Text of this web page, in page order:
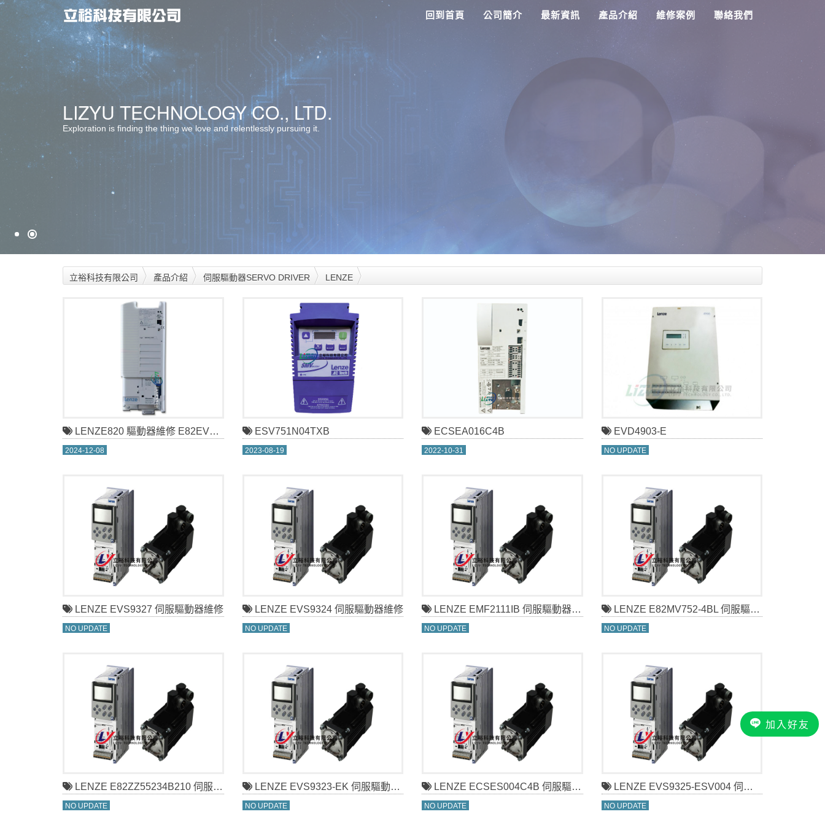
加入好友
最佳服務 ‧ 最佳選擇
堅持品質 ‧ 卓越創新
LIZYU TECHNOLOGY CO., LTD.
Exploration is finding the thing we love and relentlessly pursuing it.
回到首頁 公司簡介 最新資訊 產品介紹 維修案例 聯絡我們
立裕科技有限公司 產品介紹 伺服驅動器SERVO DRIVER LENZE
LENZE820 驅動器維修 E82EV402-4C200
2024-12-08
ESV751N04TXB
2023-08-19
ECSEA016C4B
2022-10-31
EVD4903-E
NO UPDATE
LENZE EVS9327 伺服驅動器維修
NO UPDATE
LENZE EVS9324 伺服驅動器維修
NO UPDATE
LENZE EMF2111IB 伺服驅動器維修
NO UPDATE
LENZE E82MV752-4BL 伺服驅動器維修
NO UPDATE
LENZE E82ZZ55234B210 伺服驅動器維修
NO UPDATE
LENZE EVS9323-EK 伺服驅動器維修
NO UPDATE
LENZE ECSES004C4B 伺服驅動器維修
NO UPDATE
LENZE EVS9325-ESV004 伺服驅動器維修
NO UPDATE